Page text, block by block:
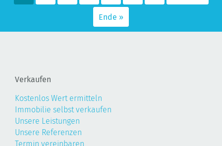
Ende »
Verkaufen
Kostenlos Wert ermitteln
Immobilie selbst verkaufen
Unsere Leistungen
Unsere Referenzen
Termin vereinbaren